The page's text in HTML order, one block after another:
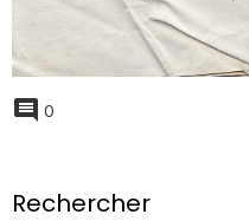
0
Rechercher